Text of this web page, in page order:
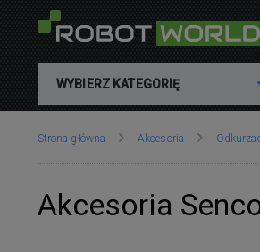
WYBIERZ KATEGORIĘ
Znajdujesz
Strona główna Akcesoria
Akcesoria